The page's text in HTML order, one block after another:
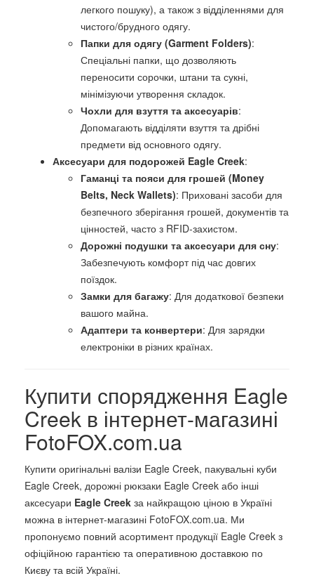
легкого пошуку), а також з відділеннями для
чистого/брудного одягу.
Папки для одягу (Garment Folders):
Спеціальні папки, що дозволяють
переносити сорочки, штани та сукні,
мінімізуючи утворення складок.
Чохли для взуття та аксесуарів:
Допомагають відділяти взуття та дрібні
предмети від основного одягу.
Аксесуари для подорожей Eagle Creek:
Гаманці та пояси для грошей (Money
Belts, Neck Wallets): Приховані засоби для
безпечного зберігання грошей, документів та
цінностей, часто з RFID-захистом.
Дорожні подушки та аксесуари для сну:
Забезпечують комфорт під час довгих
поїздок.
Замки для багажу: Для додаткової безпеки
вашого майна.
Адаптери та конвертери: Для зарядки
електроніки в різних країнах.
Купити спорядження Eagle
Creek в інтернет-магазині
FotoFOX.com.ua
Купити оригінальні валізи Eagle Creek, пакувальні куби
Eagle Creek, дорожні рюкзаки Eagle Creek або інші
аксесуари Eagle Creek за найкращою ціною в Україні
можна в інтернет-магазині FotoFOX.com.ua. Ми
пропонуємо повний асортимент продукції Eagle Creek з
офіційною гарантією та оперативною доставкою по
Києву та всій Україні.